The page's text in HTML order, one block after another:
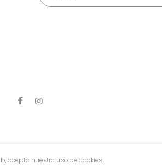
reservados Consulte nuestras condiciones de uso
acepta nuestro uso de cookies.